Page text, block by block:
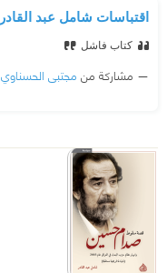
اقتباسات شامل عبد القادر
كتاب فاشل
مشاركة من مجتبى الحسناوي